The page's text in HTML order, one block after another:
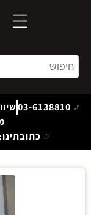
03-6138810
כתובתינו: המלאכה